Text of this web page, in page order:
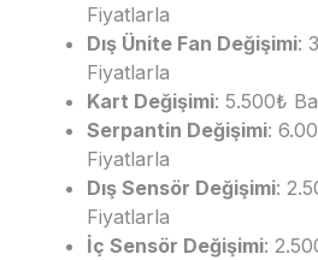
Fiyatlarla
Dış Ünite Fan Değişimi:
Fiyatlarla
Kart Değişimi: 5.500₺
Serpantin Değişimi:
Fiyatlarla
Dış Sensör Değişimi:
Fiyatlarla
İç Sensör Değişimi: